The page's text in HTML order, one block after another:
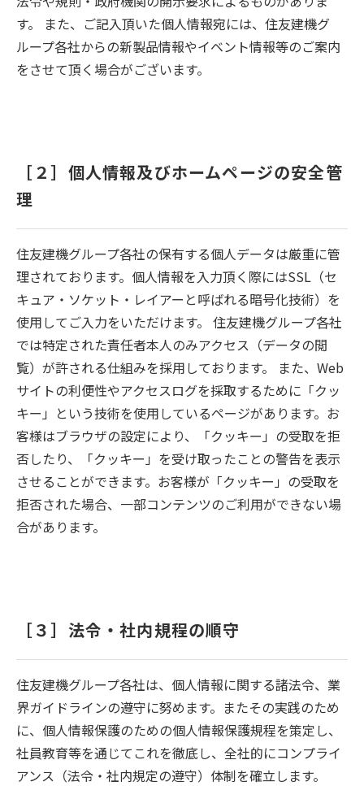
す。 また、ご記入頂いた個人情報宛には、住友建機グ
ループ各社からの新製品情報やイベント情報等のご案内
をさせて頂く場合がございます。
［２］個人情報及びホームページの安全管
理
住友建機グループ各社の保有する個人データは厳重に管
理されております。個人情報を入力頂く際にはSSL（セ
キュア・ソケット・レイアーと呼ばれる暗号化技術）を
使用してご入力をいただけます。 住友建機グループ各社
では特定された責任者本人のみアクセス（データの閲
覧）が許される仕組みを採用しております。 また、Web
サイトの利便性やアクセスログを採取するために「クッ
キー」という技術を使用しているページがあります。お
客様はブラウザの設定により、「クッキー」の受取を拒
否したり、「クッキー」を受け取ったことの警告を表示
させることができます。お客様が「クッキー」の受取を
拒否された場合、一部コンテンツのご利用ができない場
合があります。
［３］法令・社内規程の順守
住友建機グループ各社は、個人情報に関する諸法令、業
界ガイドラインの遵守に努めます。またその実践のため
に、個人情報保護のための個人情報保護規程を策定し、
社員教育等を通じてこれを徹底し、全社的にコンプライ
アンス（法令・社内規定の遵守）体制を確立します。